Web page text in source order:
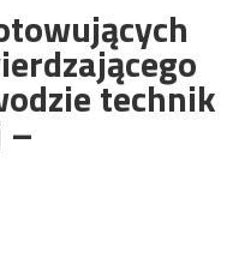
technik
–